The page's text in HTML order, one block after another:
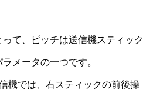
って、ピッチは送信機スティック
メータの一つです。
機では、右スティックの前後操